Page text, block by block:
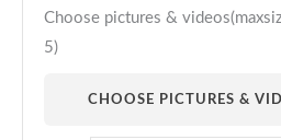
Choose pictures &
5)
CHOOSE PICTURES &